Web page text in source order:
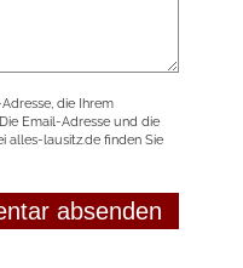
die Ihrem
Email-Adresse und die
alles-lausitz.de finden Sie